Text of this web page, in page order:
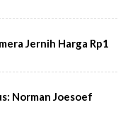
Jernih Harga Rp1
Norman Joesoef